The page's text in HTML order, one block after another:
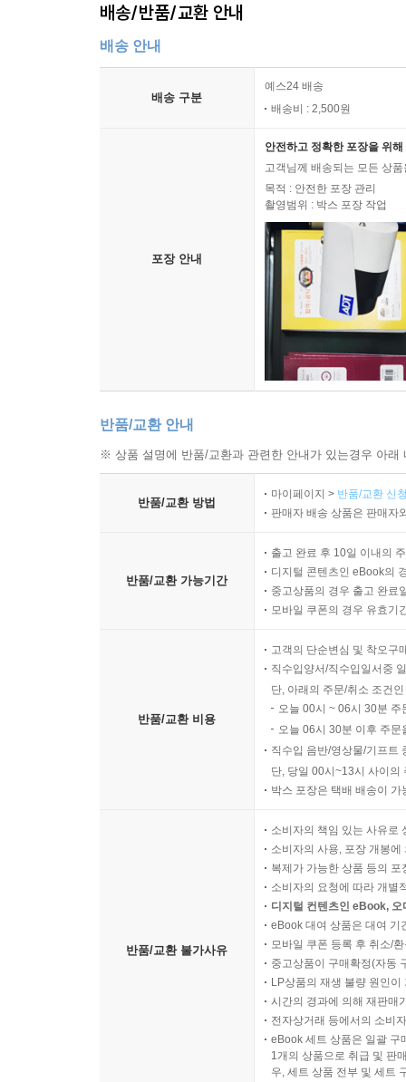
배송/반품/교환 안내
배송 안내
배송 구분
예스24 배송
배송비 : 2,500원
포장 안내
안전하고 정확한 포장을 위
고객님께 배송되는 모든 상
목적 : 안전한 포장 관리
촬영범위 : 박스 포장 작업
반품/교환 안내
※ 상품 설명에 반품/교환과 관련한 안내가 있는경우 아
반품/교환 방법
마이페이지 > 반품/교환 신
판매자 배송 상품은 판매자
반품/교환 가능기간
출고 완료 후 10일 이내의
디지털 콘텐츠인 eBook의
중고상품의 경우 출고 완료
모바일 쿠폰의 경우 유효기
반품/교환 비용
고객의 단순변심 및 착오구
직수입양서/직수입일서중
단, 아래의 주문/취소 조건
오늘 00시 ~ 06시 30분
오늘 06시 30분 이후 주
직수입 음반/영상물/기프트
단, 당일 00시~13시 사이의
박스 포장은 택배 배송이
반품/교환 불가사유
소비자의 책임 있는 사유로
소비자의 사용, 포장 개봉
복제가 가능한 상품 등의
소비자의 요청에 따라 개별
디지털 컨텐츠인 eBook,
eBook 대여 상품은 대여 기
모바일 쿠폰 등록 후 취소/
중고상품이 구매확정(자동
LP상품의 재생 불량 원인
시간의 경과에 의해 재판매
전자상거래 등에서의 소비
eBook 세트 상품은 일괄 구
1개의 상품으로 취급 및 판
우, 세트 상품 전부 및 세트